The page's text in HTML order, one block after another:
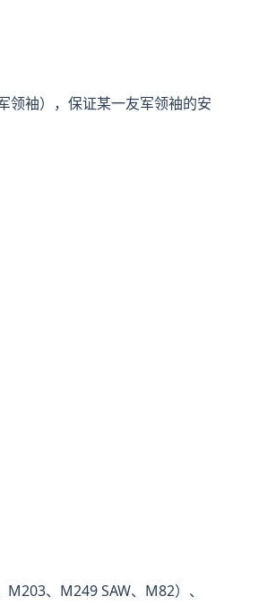
领袖），保证某一友军领袖的安
、M249 SAW、M82）、